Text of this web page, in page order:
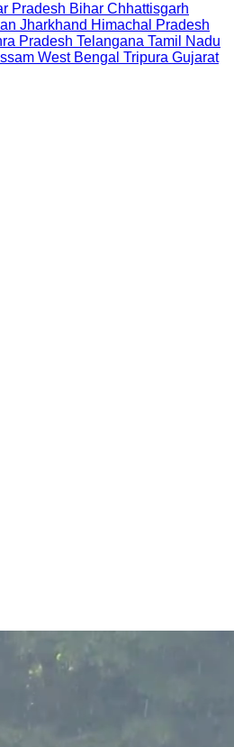
Pradesh Bihar Chhattisgarh
Jharkhand Himachal Pradesh
Pradesh Telangana Tamil Nadu
West Bengal Tripura Gujarat